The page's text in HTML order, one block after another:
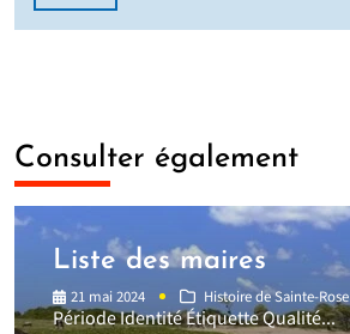
Consulter également
Liste des maires
21 mai 2024 Histoire de Sainte-Rose
Période Identité Étiquette Qualité...